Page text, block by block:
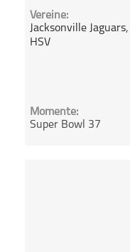
Vereine:
Jacksonville Jaguars,
HSV
Momente:
Super Bowl 37